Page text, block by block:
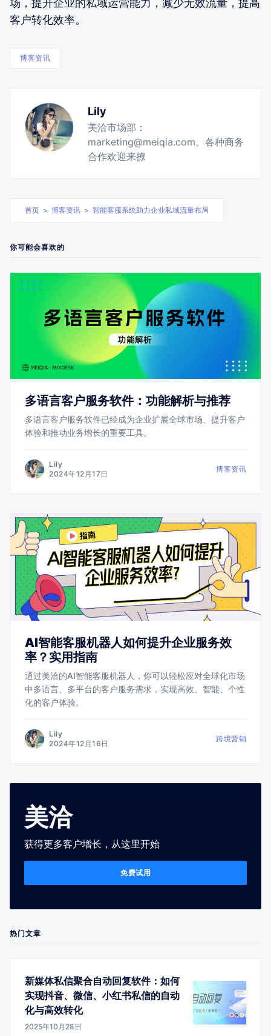
场，提升企业的私域运营能力，减少无效流量，提高
客户转化效率。
博客资讯
Lily
美洽市场部：
marketing@meiqia.com。各种商务
合作欢迎来撩
首页 > 博客资讯 > 智能客服系统助力企业私域流量布局
你可能会喜欢的
多语言客户服务软件：功能解析与推荐
多语言客户服务软件已经成为企业扩展全球市场、提升客户
体验和推动业务增长的重要工具。
Lily
2024年12月17日
博客资讯
AI智能客服机器人如何提升企业服务效
率？实用指南
通过美洽的AI智能客服机器人，你可以轻松应对全球化市场
中多语言、多平台的客户服务需求，实现高效、智能、个性
化的客户体验。
Lily
2024年12月16日
跨境营销
美洽
获得更多客户增长，从这里开始
免费试用
热门文章
新媒体私信聚合自动回复软件：如何
实现抖音、微信、小红书私信的自动
化与高效转化
2025年10月28日